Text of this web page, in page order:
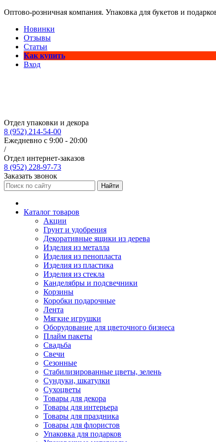
Оптово-розничная компания. Упаковка для букетов и
Новинки
Отзывы
Статьи
Как купить
Вход
Отдел упаковки и декора
8 (952) 214-54-00
Ежедневно с 9:00 - 20:00
/
Отдел интернет-заказов
8 (952) 228-97-73
Заказать звонок
Найти
Каталог товаров
Акции
Грунт и удобрения
Декоративные ящики из дерева
Изделия из металла
Изделия из пенопласта
Изделия из пластика
Изделия из стекла
Канделябры и подсвечники
Корзины
Коробки подарочные
Лента
Мягкие игрушки
Оборудование для цветочного бизнеса
Плайм пакеты
Свадьба
Свечи
Сезонные
Стабилизированные цветы, зелень
Сундуки, шкатулки
Сухоцветы
Товары для декора
Товары для интерьера
Товары для праздника
Товары для флористов
Упаковка для подарков